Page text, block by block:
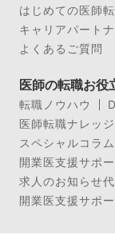
はじめての医師
キャリアパート
よくあるご質問
医師の転職お役
転職ノウハウ
医師転職ナレッジ
スペシャルコラム
開業医支援サポー
求人のお知らせ
開業医支援サポ